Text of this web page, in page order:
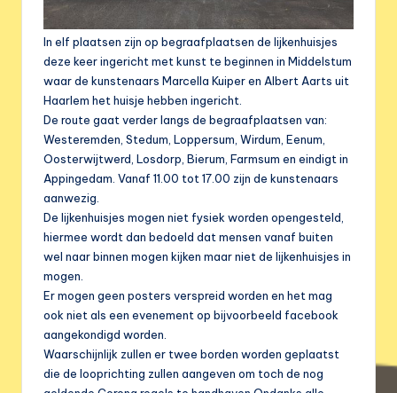
In elf plaatsen zijn op begraafplaatsen de lijkenhuisjes
deze keer ingericht met kunst te beginnen in Middelstum
waar de kunstenaars Marcella Kuiper en Albert Aarts uit
Haarlem het huisje hebben ingericht.
De route gaat verder langs de begraafplaatsen van:
Westeremden, Stedum, Loppersum, Wirdum, Eenum,
Oosterwijtwerd, Losdorp, Bierum, Farmsum en eindigt in
Appingedam. Vanaf 11.00 tot 17.00 zijn de kunstenaars
aanwezig.
De lijkenhuisjes mogen niet fysiek worden opengesteld,
hiermee wordt dan bedoeld dat mensen vanaf buiten
wel naar binnen mogen kijken maar niet de lijkenhuisjes in
mogen.
Er mogen geen posters verspreid worden en het mag
ook niet als een evenement op bijvoorbeeld facebook
aangekondigd worden.
Waarschijnlijk zullen er twee borden worden geplaatst
die de looprichting zullen aangeven om toch de nog